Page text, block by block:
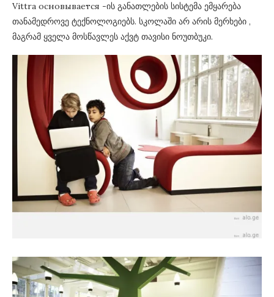
Vittra основывается -ის განათლების სისტემა ემყარება
თანამედროვე ტექნოლოგიებს. სკოლაში არ არის მერხები ,
მაგრამ ყველა მოსწავლეს აქვტ თავისი ნოუთბუკი.